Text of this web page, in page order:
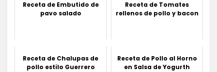
Receta de Embutido de
pavo salado
Receta de Tomates
rellenos de pollo y bacon
Receta de Chalupas de
pollo estilo Guerrero
Receta de Pollo al Horno
en Salsa de Yogurth